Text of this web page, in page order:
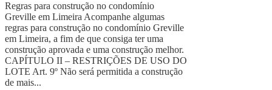
Regras para construção no condomínio
Greville em Limeira Acompanhe algumas
regras para construção no condomínio Greville
em Limeira, a fim de que consiga ter uma
construção aprovada e uma construção melhor.
CAPÍTULO II – RESTRIÇÕES DE USO DO
LOTE Art. 9º Não será permitida a construção
de mais...